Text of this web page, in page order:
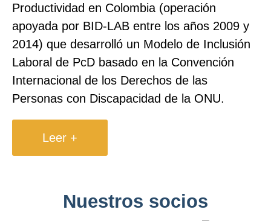
Productividad en Colombia (operación
apoyada por BID-LAB entre los años 2009 y
2014) que desarrolló un Modelo de Inclusión
Laboral de PcD basado en la Convención
Internacional de los Derechos de las
Personas con Discapacidad de la ONU.
Leer +
Nuestros socios